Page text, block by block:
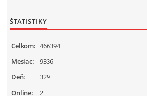
ŠTATISTIKY
Online: 2
Celkom: 466394
Mesiac:
9336
Deň:
329